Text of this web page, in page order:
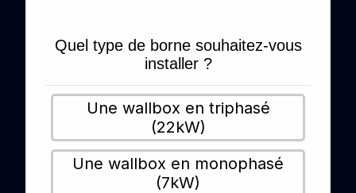
Quel type de borne souhaitez-vous
installer ?
Une wallbox en triphasé
(22kW)
Une wallbox en monophasé
(7kW)